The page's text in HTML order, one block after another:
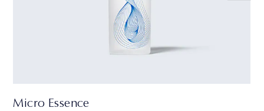
Micro Essence